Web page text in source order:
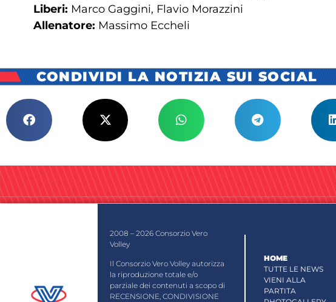
Liberi: Marco Gaggini, Flavio Morazzini
Allenatore: Massimo Eccheli
CONDIVIDI LA NOTIZIA SUI SOCIAL
2008 – 2026 Consorzio Vero
Volley
Il Consorzio Vero Volley autorizza
la riproduzione totale e/o
parziale dei contenuti a scopo di
RECENSIONE, CONDIVISIONE
HOME
TUTTE LE NEWS
VIENI ALLA
PARTITA